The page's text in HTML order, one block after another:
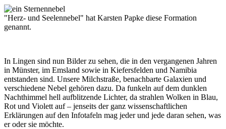
"Herz- und Seelennebel" hat Karsten Papke diese Formation
genannt.
In Lingen sind nun Bilder zu sehen, die in den vergangenen Jahren
in Münster, im Emsland sowie in Kiefersfelden und Namibia
entstanden sind. Unsere Milchstraße, benachbarte Galaxien und
verschiedene Nebel gehören dazu. Da funkeln auf dem dunklen
Nachthimmel hell aufblitzende Lichter, da strahlen Wolken in Blau,
Rot und Violett auf – jenseits der ganz wissenschaftlichen
Erklärungen auf den Infotafeln mag jeder und jede daran sehen, was
er oder sie möchte.